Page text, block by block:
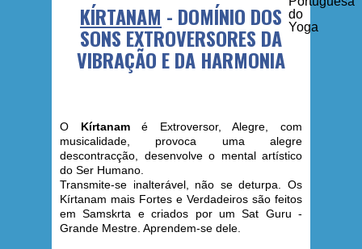
KÍRTANAM - DOMÍNIO DOS
SONS EXTROVERSORES DA
VIBRAÇÃO E DA HARMONIA
O Kírtanamé Extroversor, Alegre, com
musicalidade, provoca uma alegre
descontracção , desenvolve o mental artístico
do Ser Humano.
Transmite-se inalterável, não se deturpa. Os
Kírtanam mais Fortes e Verdadeiros são feitos
em Samskrta e criados por um Sat Guru -
Grande Mestre. Aprendem-se dele.